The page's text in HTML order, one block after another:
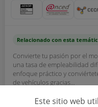
Relacionado con esta
Convierte tu pasión por el
una tasa de empleabilidad
enfoque práctico y
de vehículos gracias...
Este sitio web